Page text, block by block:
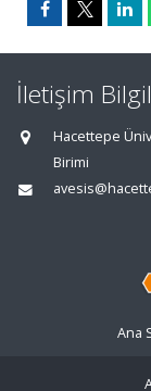
İletişim
Hacettepe
Birimi
Ana